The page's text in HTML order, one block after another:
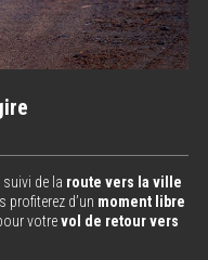
suivi de la route vers la ville
profiterez d’un moment libre
votrevol de retour vers